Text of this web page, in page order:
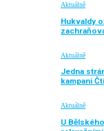
Aktuálně
Hukvaldy
Aktuálně
Jedna
kampani
Aktuálně
U